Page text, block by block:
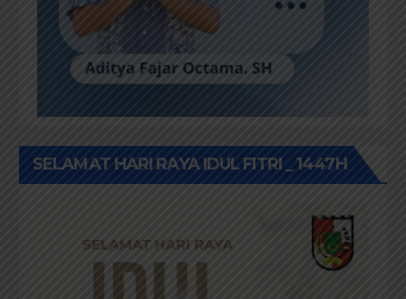
SELAMAT HARI RAYA IDUL FITRI _ 1447H